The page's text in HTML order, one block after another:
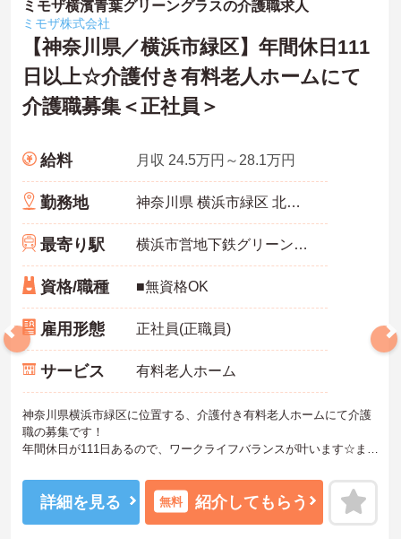
長く勤務するほど待遇に反映される仕組みがあります。
【認定マークを取得した、柔軟で働きやすい体制が整っています】
・「くるみんマーク」を取得し、育児・介護休業の実績や復職制度
があるため、生活の変化にも対応できます。
・残業が月平均10時間と少なく、日勤帯の勤務が中心であるため、
私生活との両立を図りながら働けます。
ミモザ横濱青葉グリーングラスの介護職求人
ミモザ株式会社
【神奈川県／横浜市緑区】年間休日111
日以上☆介護付き有料老人ホームにて
介護職募集＜正社員＞
給料 月収 24.5万円～28.1万円
勤務地 神奈川県 横浜市緑区 北八朔町1974-1
最寄り駅 横浜市営地下鉄グリーンライン「川和町駅」バス・車6分
資格/職種 ■無資格OK
雇用形態 正社員(正職員)
サービス 有料老人ホーム
神奈川県横浜市緑区に位置する、介護付き有料老人ホームにて介護
職の募集です！
年間休日が111日あるので、ワークライフバランスが叶います☆ま
ご興味のある方には、面接対策ポイントなど、さらに詳細をお話し
いたしますのでお気軽にご相談ください！
詳細を見る 無料 紹介してもらう